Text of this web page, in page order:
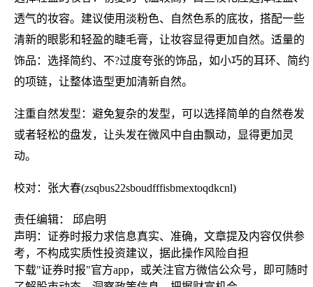
透气的妆容。建议使用淡粉色、自然色系的底妆，搭配一些
清新的眼影和轻盈的睫毛膏，让妆容显得更加自然。适量的
饰品：选择简约、不?过度夸张的饰品，如小巧的耳环、简约
的项链，让整体造型更加清新自然。
注重自然发型：避免复杂的发型，可以选择简单的自然卷发
或者轻松的盘发，让头发在微风中自由飘动，显得更加灵
动。
校对：张大春(zsqbus22sboudfffisbmextoqdkcnl)
责任编辑： 邱启明
声明：证券时报力求信息真实、准确，文章提及内容仅供参
考，不构成实质性投资建议，据此操作风险自担
下载"证券时报"官方app，或关注官方微信公众号，即可随时